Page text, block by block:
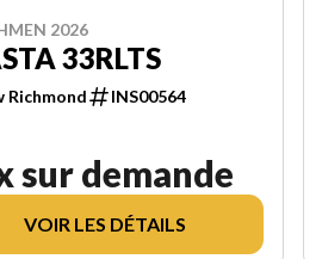
2026
33RLTS
Richmond INS00564
sur demande
VOIR LES DÉTAILS